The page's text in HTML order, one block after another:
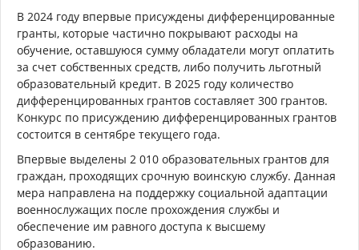
В 2024 году впервые присуждены дифференцированные
гранты, которые частично покрывают расходы на
обучение, оставшуюся сумму обладатели могут оплатить
за счет собственных средств, либо получить льготный
образовательный кредит. В 2025 году количество
дифференцированных грантов составляет 300 грантов.
Конкурс по присуждению дифференцированных грантов
состоится в сентябре текущего года.
Впервые выделены 2 010 образовательных грантов для
граждан, проходящих срочную воинскую службу. Данная
мера направлена на поддержку социальной адаптации
военнослужащих после прохождения службы и
обеспечение им равного доступа к высшему
образованию.